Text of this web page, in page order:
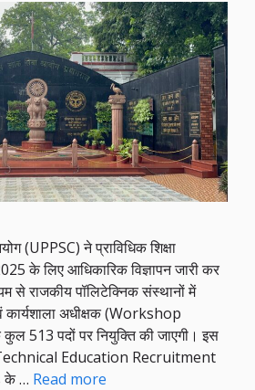
(UPPSC) ने प्राविधिक शिक्षा
के लिए आधिकारिक विज्ञापन जारी कर
से राजकीय पॉलिटेक्निक संस्थानों में
अधीक्षक (Workshop
513 पदों पर नियुक्ति की जाएगी। इस
Technical Education Recruitment
के … Read more